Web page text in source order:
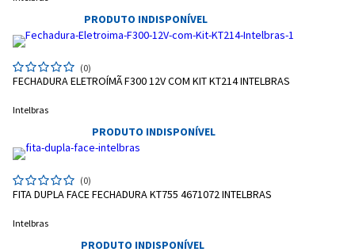
Entendi
PRODUTO INDISPONÍVEL
(0)
FECHADURA ELETROÍMÃ F300 12V COM KIT KT214 INTELBRAS
Intelbras
PRODUTO INDISPONÍVEL
(0)
FITA DUPLA FACE FECHADURA KT755 4671072 INTELBRAS
Intelbras
PRODUTO INDISPONÍVEL